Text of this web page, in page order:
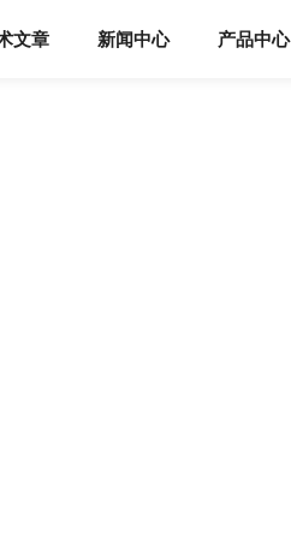
文章 新闻中心 产品中心